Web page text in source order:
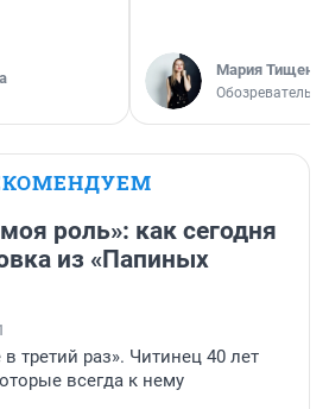
Мария Тищенко
Обозреватель
роль»: как сегодня
из «Папиных
третий раз». Читинец 40 лет
всегда к нему